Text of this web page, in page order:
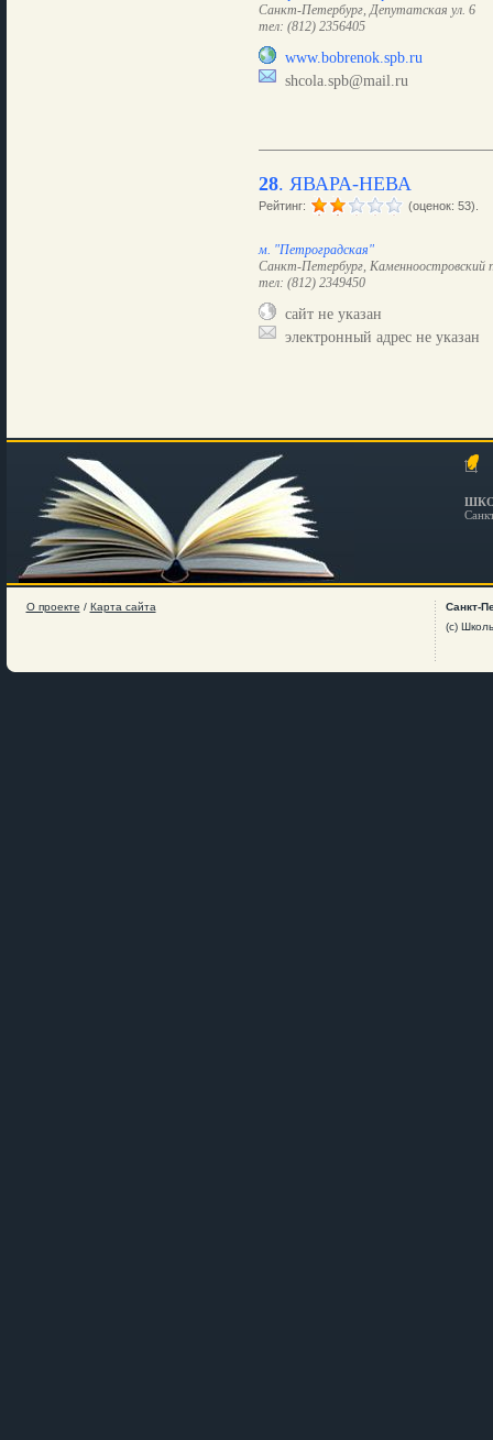
Санкт-Петербург, Депутатская ул. 6
тел: (812) 2356405
www.bobrenok.spb.ru
shcola.spb@mail.ru
28. ЯВАРА-НЕВА
Рейтинг: (оценок: 53).
м. "Петроградская"
Санкт-Петербург, Каменноостровский
тел: (812) 2349450
сайт не указан
электронный адрес не указан
О проекте / Карта сайта
Санкт-
(c)